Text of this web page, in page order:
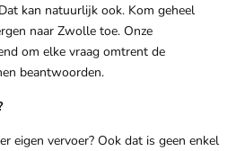
kan natuurlijk ook. Kom geheel
naar Zwolle toe. Onze
om elke vraag omtrent de
beantwoorden.
eigen vervoer? Ook dat is geen enkel